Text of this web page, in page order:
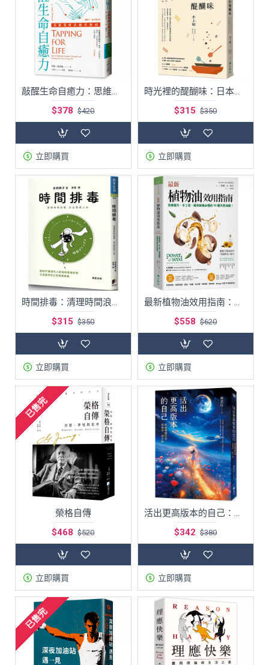
敲醒生命自癒力：思維場療法應用指南
$378 $420
立即購買
時光裡的醍醐味：日本文學大師的飲食手記，寫下最富禪意的人生百味
$315 $350
立即購買
$315 $350
立即購買
$558 $620
立即購買
已售完
榮格自傳
$468 $520
立即購買
$342 $380
立即購買
已售完